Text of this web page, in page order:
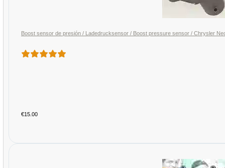
Boost sensor de presión / Ladedrucksensor / Boost pressure sensor / Chrysler
€15.00